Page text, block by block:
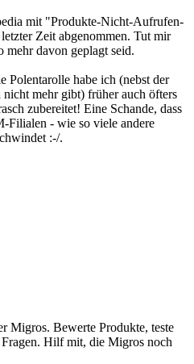
mit "Produkte-Nicht-Aufrufen-
Zeit abgenommen. Tut mir
mehr davon geplagt seid.
Polentarolle habe ich (nebst der
nicht mehr gibt) früher auch öfters
zubereitet! Eine Schande, dass
Filialen - wie so viele andere
:-/.
Migros. Bewerte Produkte, teste
Hilf mit, die Migros noch